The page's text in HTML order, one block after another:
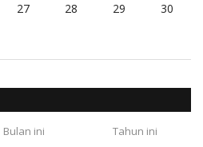
27 28 29 30
Bulan ini Tahun ini